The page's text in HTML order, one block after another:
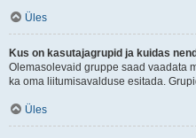
Üles
Kus on kasutajagrupid ja kuidas
Olemasolevaid gruppe saad vaadata
ka oma liitumisavalduse esitada.
Üles